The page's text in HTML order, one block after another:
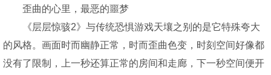
歪曲的心里，最恶的噩梦
《层层惊骇2》与传统恐惧游戏天壤之别的是它特殊夸大
的风格。画面时而幽静正常，时而歪曲色变，时刻空间好像都
没有了限制，上一秒还算正常的房间和走廊，下一秒空间便开